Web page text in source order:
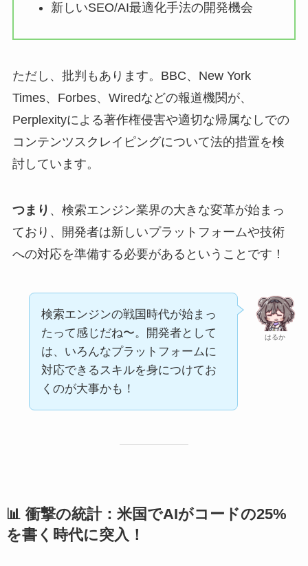
新しいSEO/AI最適化手法の開発機会
ただし、批判もあります。BBC、New York
Times、Forbes、Wiredなどの報道機関が、
Perplexityによる著作権侵害や適切な帰属なしでの
コンテンツスクレイピングについて法的措置を検
討しています。
つまり 、検索エンジン業界の大きな変革が始まっ
ており、開発者は新しいプラットフォームや技術
への対応を準備する必要があるということです！
はるか
検索エンジンの戦国時代が始まっ
たって感じだね〜。開発者として
は、いろんなプラットフォームに
対応できるスキルを身につけてお
くのが大事かも！
📊 衝撃の統計：米国でAIがコードの25%
を書く時代に突入！